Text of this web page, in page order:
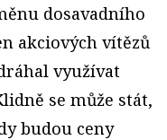
dosavadního
akciových vítězů
využívat
se může stát,
budou ceny